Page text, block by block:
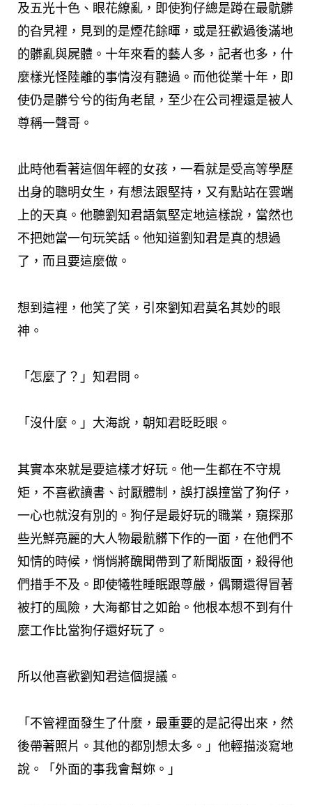
及五光十色、眼花繚亂，即使狗仔總是蹲在最骯髒
的旮旯裡，見到的是煙花餘暉，或是狂歡過後滿地
的髒亂與屍體。十年來看的藝人多，記者也多，什
麼樣光怪陸離的事情沒有聽過。而他從業十年，即
使仍是髒兮兮的街角老鼠，至少在公司裡還是被人
尊稱一聲哥。
此時他看著這個年輕的女孩，一看就是受高等學歷
出身的聰明女生，有想法跟堅持，又有點站在雲端
上的天真。他聽劉知君語氣堅定地這樣說，當然也
不把她當一句玩笑話。他知道劉知君是真的想過
了，而且要這麼做。
想到這裡，他笑了笑，引來劉知君莫名其妙的眼
神。
「怎麼了？」知君問。
「沒什麼。」大海說，朝知君眨眨眼。
其實本來就是要這樣才好玩。他一生都在不守規
矩，不喜歡讀書、討厭體制，誤打誤撞當了狗仔，
一心也就沒有別的。狗仔是最好玩的職業，窺探那
些光鮮亮麗的大人物最骯髒下作的一面，在他們不
知情的時候，悄悄將醜聞帶到了新聞版面，殺得他
們措手不及。即使犧牲睡眠跟尊嚴，偶爾還得冒著
被打的風險，大海都甘之如飴。他根本想不到有什
麼工作比當狗仔還好玩了。
所以他喜歡劉知君這個提議。
「不管裡面發生了什麼，最重要的是記得出來，然
後帶著照片。其他的都別想太多。」他輕描淡寫地
說。「外面的事我會幫妳。」